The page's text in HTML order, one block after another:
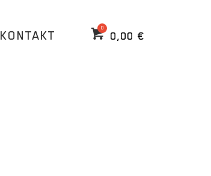
KONTAKT 0,00 €